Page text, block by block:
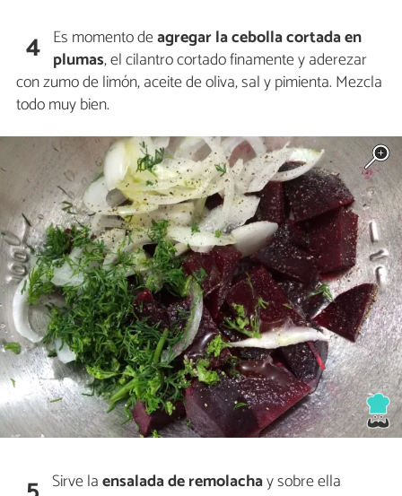
4 Es momento deagregar la cebolla cortada en
plumas, el cilantro cortado finamente y aderezar
con zumo de limón, aceite de oliva, sal y pimienta. Mezcla
todo muy bien.
Sirve laensalada de remolachay sobre ella